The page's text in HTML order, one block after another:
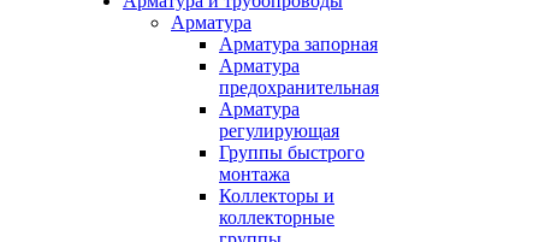
Арматура
Арматура запорная
Арматура
предохранительная
Арматура
регулирующая
Группы быстрого
монтажа
Коллекторы и
коллекторные